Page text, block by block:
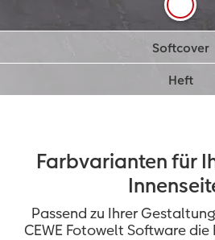
So macht es besonders viel
schönsten Fotogeschichten zu
Flexibler, laminierter
Individuell gestaltbares
Wie bei einer hochwertigen
Seiten im Hefteinband ineinander.
Mit bis zu 50 Seiten
Farbvarianten für
Passend zu Ihrer
CEWE Fotowelt Software